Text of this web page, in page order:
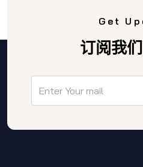
Get
订阅我